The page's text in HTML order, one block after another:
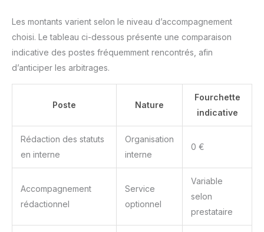
Les montants varient selon le niveau d’accompagnement
choisi. Le tableau ci-dessous présente une comparaison
indicative des postes fréquemment rencontrés, afin
d’anticiper les arbitrages.
Poste Nature
Fourchette
indicative
Rédaction des statuts
en interne
Organisation
interne
0 €
Accompagnement
rédactionnel
Service
optionnel
Variable
selon
prestataire